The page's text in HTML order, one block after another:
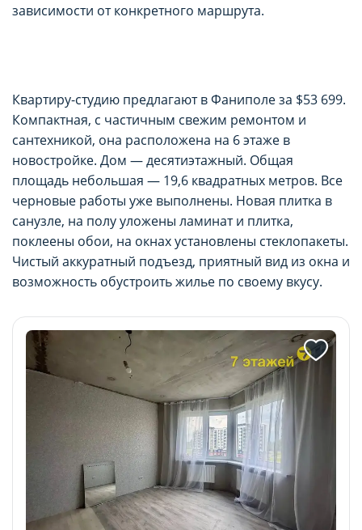
зависимости от конкретного маршрута.
Квартиру-студию предлагают в Фаниполе за $53 699.
Компактная, с частичным свежим ремонтом и
сантехникой, она расположена на 6 этаже в
новостройке. Дом — десятиэтажный. Общая
площадь небольшая — 19,6 квадратных метров. Все
черновые работы уже выполнены. Новая плитка в
санузле, на полу уложены ламинат и плитка,
поклеены обои, на окнах установлены стеклопакеты.
Чистый аккуратный подъезд, приятный вид из окна и
возможность обустроить жилье по своему вкусу.